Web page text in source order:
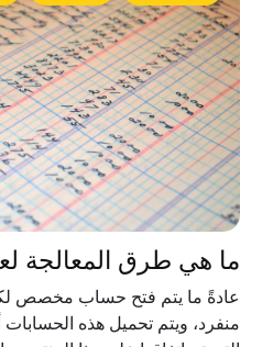
ما هي طرق المعالجة
عادةً ما يتم فتح حساب مخصص
منفرد، ويتم تحميل هذه الحسابات